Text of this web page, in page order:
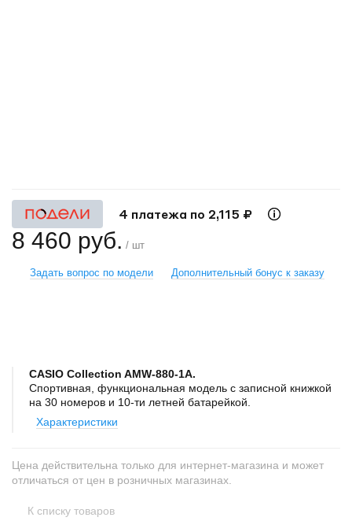
CASIO Collection AMW-880-1A.
Спортивная, функциональная модель с записной книжкой
на 30 номеров и 10-ти летней батарейкой.
Характеристики
4 платежа по 2,115 ₽
8 460 руб. / шт
Задать вопрос по модели Дополнительный бонус к заказу
Цена действительна только для интернет-магазина и может
отличаться от цен в розничных магазинах.
К списку товаров